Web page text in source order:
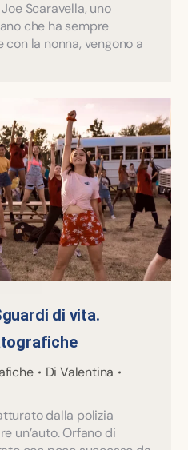
Scaravella, uno
che ha sempre
la nonna, vengono a
di vita.
DiValentina
dalla polizia
un’auto. Orfano di